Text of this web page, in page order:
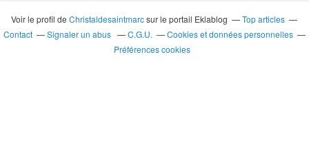
Voir le profil deChristaldesaintmarcsur le portail Eklablog
Top articles
Contact
Signaler un abus C.G.U.
Cookies et données personnelles
Préférences cookies